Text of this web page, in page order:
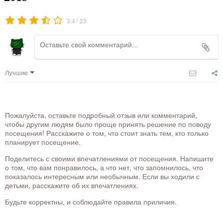
3.4 /23
Лучшие
Пожалуйста, оставьте подробный отзыв или комментарий,
чтобы другим людям было проще принять решение по поводу
посещения! Расскажите о том, что стоит знать тем, кто только
планирует посещение.
Поделитесь с своими впечатлениями от посещения. Напишите
о том, что вам понравилось, а что нет, что запомнилось, что
показалось интересным или необычным. Если вы ходили с
детьми, расскажите об их впечатлениях.
Будьте корректны, и соблюдайте правила приличия.